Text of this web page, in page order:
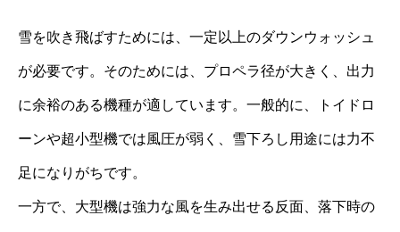
雪を吹き飛ばすためには、一定以上のダウンウォッシュ
が必要です。そのためには、プロペラ径が大きく、出力
に余裕のある機種が適しています。一般的に、トイドロ
ーンや超小型機では風圧が弱く、雪下ろし用途には力不
足になりがちです。
一方で、大型機は強力な風を生み出せる反面、落下時の